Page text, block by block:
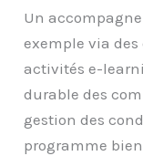
Un
exemple via
activités e-
durable des
gestion des
programme